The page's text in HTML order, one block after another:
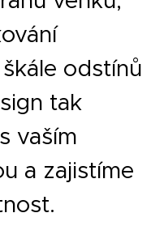
odstínů
tak
vaším
a zajistíme